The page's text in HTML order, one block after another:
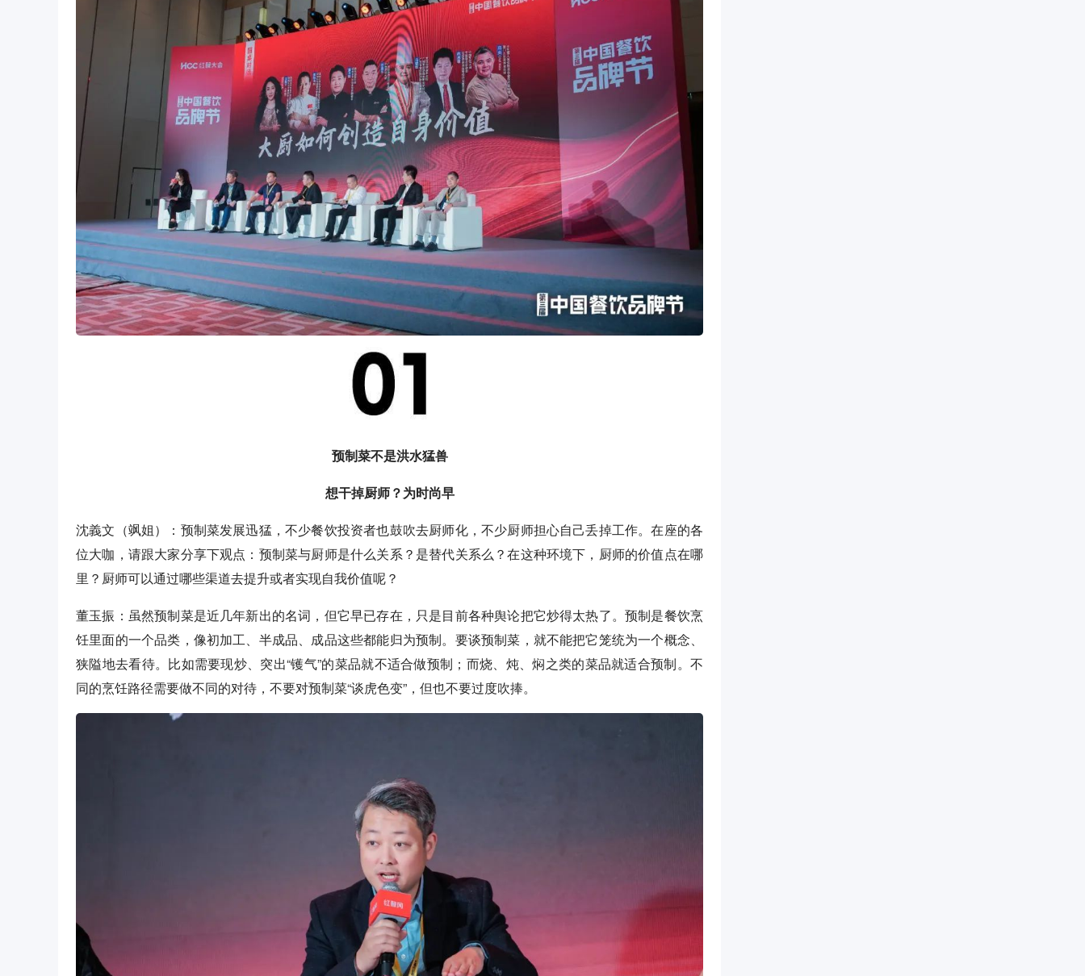
预制菜不是洪水猛兽
想干掉厨师？为时尚早
沈義文（飒姐）：预制菜发展迅猛，不少餐饮投资者也鼓吹去厨师化，不少厨师担心自己丢掉工作。在座的各
位大咖，请跟大家分享下观点：预制菜与厨师是什么关系？是替代关系么？在这种环境下，厨师的价值点在哪
里？厨师可以通过哪些渠道去提升或者实现自我价值呢？
董玉振：虽然预制菜是近几年新出的名词，但它早已存在，只是目前各种舆论把它炒得太热了。预制是餐饮烹
饪里面的一个品类，像初加工、半成品、成品这些都能归为预制。要谈预制菜，就不能把它笼统为一个概念、
狭隘地去看待。比如需要现炒、突出“镬气”的菜品就不适合做预制；而烧、炖、焖之类的菜品就适合预制。不
同的烹饪路径需要做不同的对待，不要对预制菜“谈虎色变”，但也不要过度吹捧。